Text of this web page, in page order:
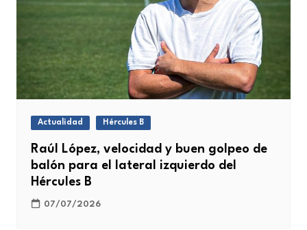
Actualidad Hércules B
Raúl López, velocidad y buen golpeo de
balón para el lateral izquierdo del
Hércules B
07/07/2026